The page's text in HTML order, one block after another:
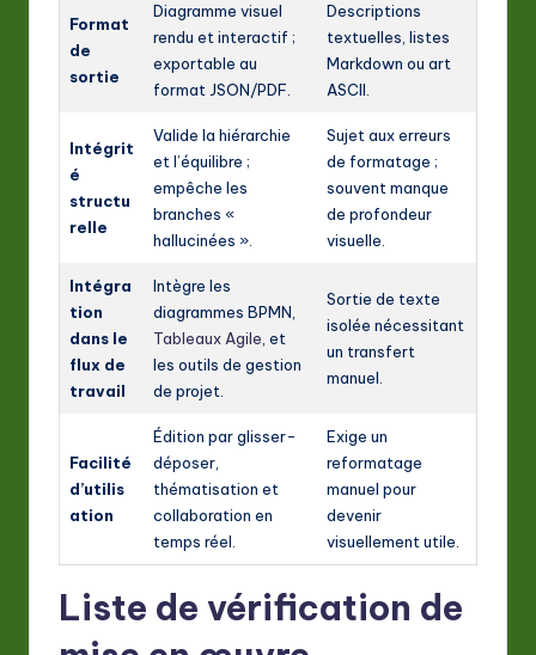
Format
de
sortie
Diagramme visuel
rendu et interactif ;
exportable au
format JSON/PDF.
Descriptions
textuelles, listes
Markdown ou art
ASCII.
Intégrit
é
structu
relle
Valide la hiérarchie
et l’équilibre ;
empêche les
branches «
hallucinées ».
Sujet aux erreurs
de formatage ;
souvent manque
de profondeur
visuelle.
Intégra
tion
dans le
flux de
travail
Intègre les
diagrammes BPMN,
Tableaux Agile, et
les outils de gestion
de projet.
Sortie de texte
isolée nécessitant
un transfert
manuel.
Facilité
d’utilis
ation
Édition par glisser-
déposer,
thématisation et
collaboration en
temps réel.
Exige un
reformatage
manuel pour
devenir
visuellement utile.
Liste de vérification de